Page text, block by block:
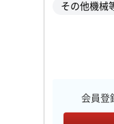
その他機械
会員登